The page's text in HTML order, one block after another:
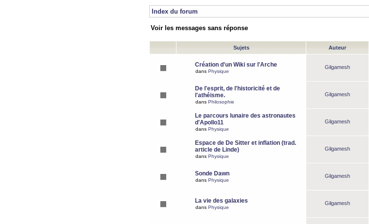
Index du forum
Voir les messages sans réponse
Sujets Auteur
Création d'un Wiki sur l'Arche
dans Physique
Gilgamesh
De l'esprit, de l'historicité et de
l'athéisme.
dans Philosophie
Gilgamesh
Le parcours lunaire des astronautes
d'Apollo11
dans Physique
Gilgamesh
Espace de De Sitter et inflation (trad.
article de Linde)
dans Physique
Gilgamesh
Sonde Dawn
dans Physique
Gilgamesh
La vie des galaxies
dans Physique
Gilgamesh